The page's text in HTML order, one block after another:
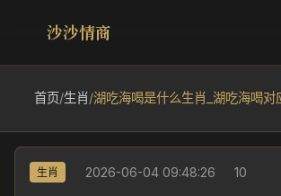
沙沙情商
首页/生肖/湖吃海喝是什么生肖_湖吃海喝对
生肖 2026-06-04 09:48:26 10